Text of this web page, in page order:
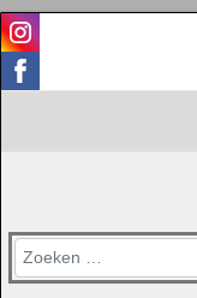
Zoeken